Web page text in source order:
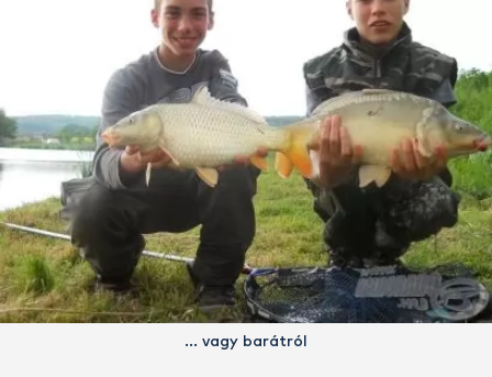
… vagy barátról